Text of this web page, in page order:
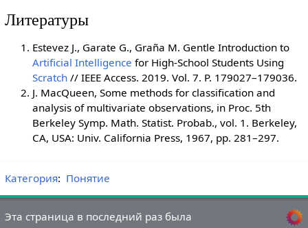
Литературы
Estevez J., Garate G., Graña M. Gentle Introduction to
Artificial Intelligence for High-School Students Using
Scratch// IEEE Access. 2019. Vol. 7. P. 179027–179036.
J. MacQueen, Some methods for classification and
analysis of multivariate observations, in Proc. 5th
Berkeley Symp. Math. Statist. Probab., vol. 1. Berkeley,
CA, USA: Univ. California Press, 1967, pp. 281–297.
Категория: Понятие
Эта страница в последний раз была